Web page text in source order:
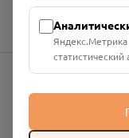
info@pomnim.online